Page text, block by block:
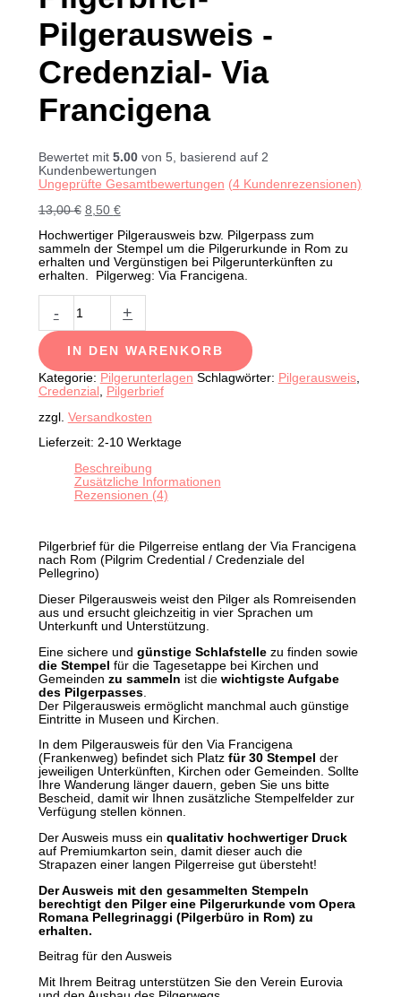
Pilgerausweis -
Credenzial- Via
Francigena
Bewertet mit 5.00von 5, basierend auf 2
Kundenbewertungen
Ungeprüfte Gesamtbewertungen (4Kundenrezensionen)
13,00€ Ursprünglicher
war:
13,00 €
8,50 €Aktueller
ist:
8,50 €.
Hochwertiger Pilgerausweis bzw. Pilgerpass zum
sammeln der Stempel um die Pilgerurkunde in Rom zu
erhalten und Vergünstigen bei Pilgerunterkünften zu
erhalten. Pilgerweg: Via Francigena.
-
Pilgerausweis
-
Credenzial-
Via
Francigena
Menge
+
IN DEN WARENKORB
Kategorie: Pilgerunterlagen Schlagwörter: Pilgerausweis,
Credenzial , Pilgerbrief
zzgl. Versandkosten
Lieferzeit: 2-10 Werktage
Beschreibung
Zusätzliche Informationen
Rezensionen (4)
Pilgerbrief für die Pilgerreise entlang der Via Francigena
nach Rom (Pilgrim Credential / Credenziale del
Pellegrino)
Dieser Pilgerausweis weist den Pilger als Romreisenden
aus und ersucht gleichzeitig in vier Sprachen um
Unterkunft und Unterstützung.
Eine sichere und günstige Schlafstellezu finden sowie
die Stempel für die Tagesetappe bei Kirchen und
Gemeinden zu sammeln ist die wichtigste Aufgabe
des Pilgerpasses.
Der Pilgerausweis ermöglicht manchmal auch günstige
Eintritte in Museen und Kirchen.
In dem Pilgerausweis für den Via Francigena
(Frankenweg) befindet sich Platz für 30 Stempel der
jeweiligen Unterkünften, Kirchen oder Gemeinden. Sollte
Ihre Wanderung länger dauern, geben Sie uns bitte
Bescheid, damit wir Ihnen zusätzliche Stempelfelder zur
Verfügung stellen können.
Der Ausweis muss ein qualitativ hochwertiger Druck
auf Premiumkarton sein, damit dieser auch die
Strapazen einer langen Pilgerreise gut übersteht!
Der Ausweis mit den gesammelten Stempeln
berechtigt den Pilger eine Pilgerurkunde vom Opera
Romana Pellegrinaggi (Pilgerbüro in Rom) zu
erhalten.
Beitrag für den Ausweis
Mit Ihrem Beitrag unterstützen Sie den Verein Eurovia